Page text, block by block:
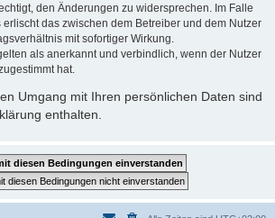
den Änderungen zu widersprechen. Im Falle
das zwischen dem Betreiber und dem Nutzer
mit sofortiger Wirkung.
als anerkannt und verbindlich, wenn der Nutzer
hat.
Umgang mit Ihren persönlichen Daten sind
enthalten.